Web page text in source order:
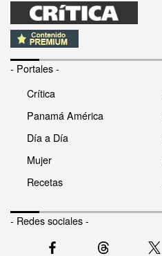
- Portales -
Crítica
Panamá América
Día a Día
Mujer
Recetas
- Redes sociales -